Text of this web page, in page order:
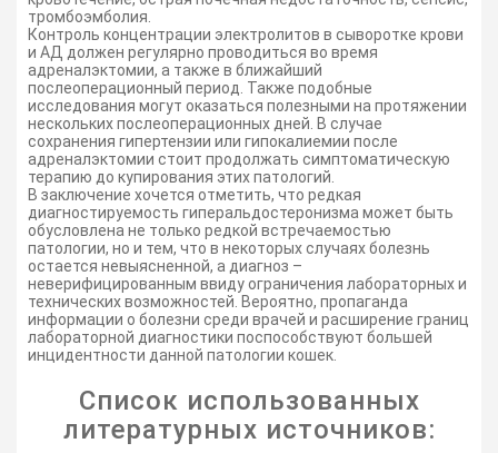
тромбоэмболия.
Контроль концентрации электролитов в сыворотке крови
и АД должен регулярно проводиться во время
адреналэктомии, а также в ближайший
послеоперационный период. Также подобные
исследования могут оказаться полезными на протяжении
нескольких послеоперационных дней. В случае
сохранения гипертензии или гипокалиемии после
адреналэктомии стоит продолжать симптоматическую
терапию до купирования этих патологий.
В заключение хочется отметить, что редкая
диагностируемость гиперальдостеронизма может быть
обусловлена не только редкой встречаемостью
патологии, но и тем, что в некоторых случаях болезнь
остается невыясненной, а диагноз –
неверифицированным ввиду ограничения лабораторных и
технических возможностей. Вероятно, пропаганда
информации о болезни среди врачей и расширение границ
лабораторной диагностики поспособствуют большей
инцидентности данной патологии кошек.
Список использованных
литературных источников: